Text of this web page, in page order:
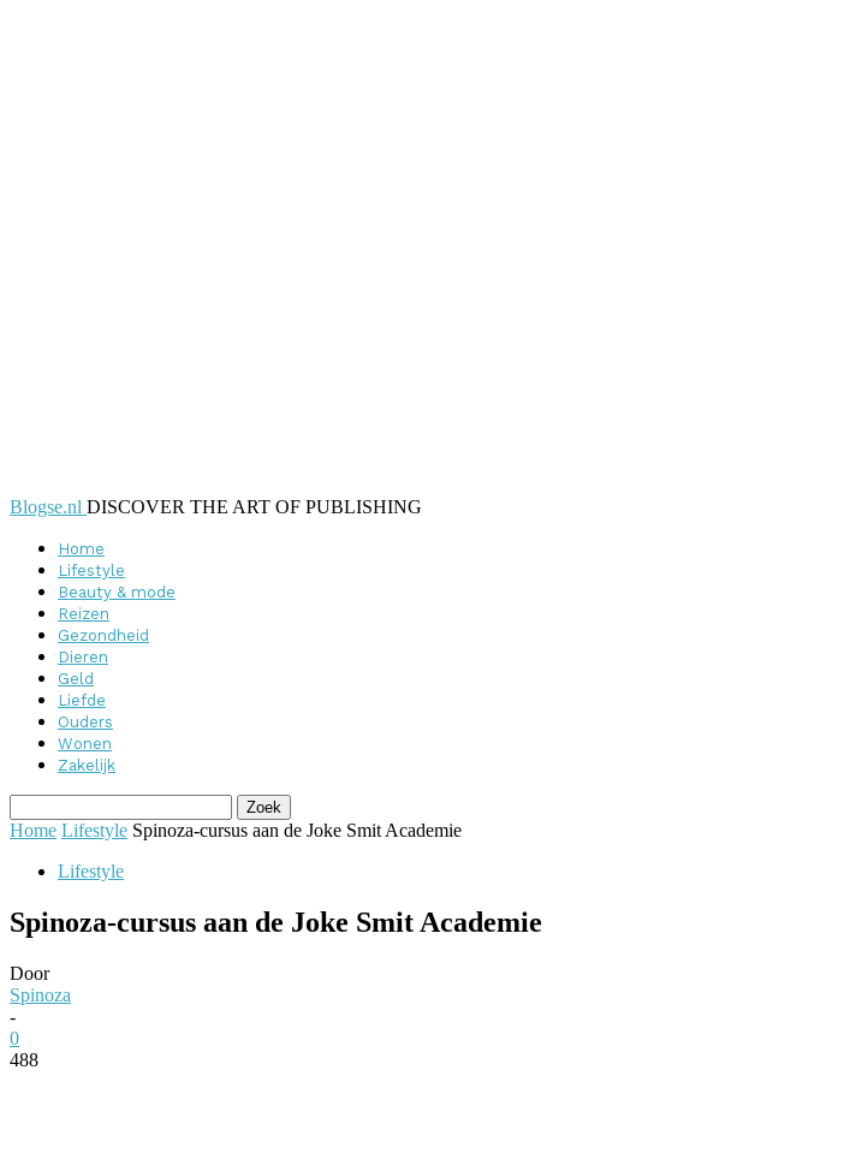
Blogse.nl DISCOVER THE ART OF PUBLISHING
Home
Lifestyle
Beauty & mode
Reizen
Gezondheid
Dieren
Geld
Liefde
Ouders
Wonen
Zakelijk
Home Lifestyle Spinoza-cursus aan de Joke Smit Academie
Lifestyle
Spinoza-cursus aan de Joke Smit Academie
Door
Spinoza
-
0
488